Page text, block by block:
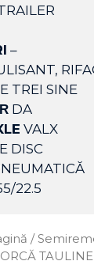
–
TREI SINE
DA
VALX
DISC
22.5
/